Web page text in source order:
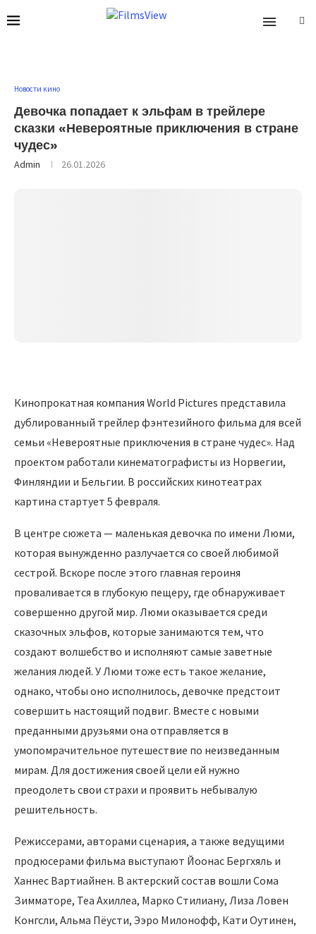
Новости кино
Девочка попадает к эльфам в трейлере
сказки «Невероятные приключения в стране
чудес»
Admin 26.01.2026
Кинопрокатная компания World Pictures представила
дублированный трейлер фэнтезийного фильма для всей
семьи «Невероятные приключения в стране чудес». Над
проектом работали кинематографисты из Норвегии,
Финляндии и Бельгии. В российских кинотеатрах
картина стартует 5 февраля.
В центре сюжета — маленькая девочка по имени Люми,
которая вынужденно разлучается со своей любимой
сестрой. Вскоре после этого главная героиня
проваливается в глубокую пещеру, где обнаруживает
совершенно другой мир. Люми оказывается среди
сказочных эльфов, которые занимаются тем, что
создают волшебство и исполняют самые заветные
желания людей. У Люми тоже есть такое желание,
однако, чтобы оно исполнилось, девочке предстоит
совершить настоящий подвиг. Вместе с новыми
преданными друзьями она отправляется в
умопомрачительное путешествие по неизведанным
мирам. Для достижения своей цели ей нужно
преодолеть свои страхи и проявить небывалую
решительность.
Режиссерами, авторами сценария, а также ведущими
продюсерами фильма выступают Йоонас Бергхяль и
Ханнес Вартиайнен. В актерский состав вошли Сома
Зимматоре, Теа Ахиллеа, Марко Стилиану, Лиза Ловен
Конгсли, Альма Пёусти, Ээро Милонофф, Кати Оутинен,